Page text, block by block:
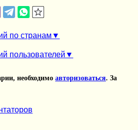
по странам
пользователей
необходимо авторизоваться. За